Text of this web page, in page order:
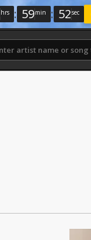
hrs : 59min : 51sec